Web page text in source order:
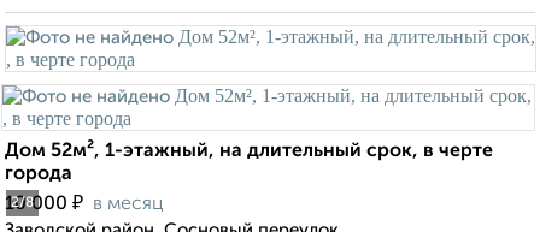
2/8
Дом 52м², 1-этажный, на длительный срок, в черте
города
10 000 ₽ в месяц